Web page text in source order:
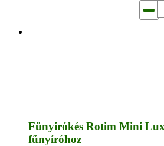
Fünyirókés Rotim Mini
fűnyíróhoz